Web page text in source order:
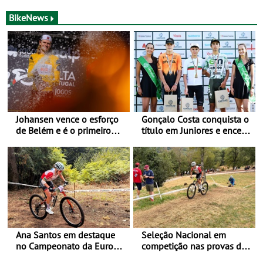
de agosto, em
Monteceneri, na Suíça
BikeNews
Johansen vence o esforço
de Belém e é o primeiro
a Portugal - Prova decorre
entre 5 e 16 de Agosto
Gonçalo Costa conquista o
título em Juniores e encerra
no Cartaxo
Ana Santos em destaque
no Campeonato da Europa
Seleção Nacional em
competição nas provas de